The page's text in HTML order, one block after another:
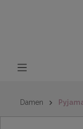
Damen